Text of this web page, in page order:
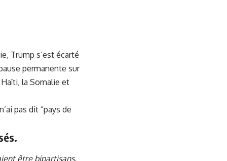
Trump s’est écarté
permanente sur
la Somalie et
pas dit “pays de
être bipartisans.